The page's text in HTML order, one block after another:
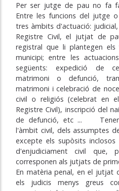
Per ser jutge de pau no fa
Entre les funcions del jutge
tres àmbits d'actuació:
Registre Civil, el jutjat de
registral que li plantegen
municipi; entre les
següents: expedició de
matrimoni o defunció,
matrimoni i celebració de
civil o religiós (celebrat en
Registre Civil), inscripció del
de defunció, etc ... Tenen
l'àmbit civil, dels assumptes
excepte els supòsits
d'enjudiciament civil
corresponen als jutjats de
En matèria penal, en el jutjat
els judicis menys greus